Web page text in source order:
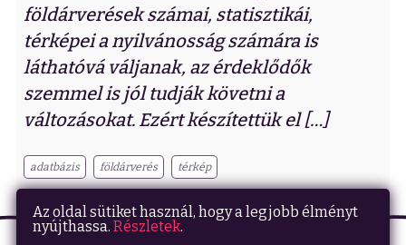
földárverések számai, statisztikái,
térképei a nyilvánosság számára is
láthatóvá váljanak, az érdeklődők
szemmel is jól tudják követni a
változásokat. Ezért készítettük el […]
adatbázis földárverés térkép
Az oldal sütiket használ, hogy a legjobb élményt
nyújthassa. Részletek.